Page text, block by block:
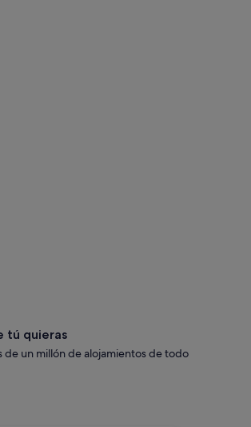
tú quieras
de un millón de alojamientos de todo